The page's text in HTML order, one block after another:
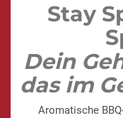
Stay
Dein
das im
Aromatische